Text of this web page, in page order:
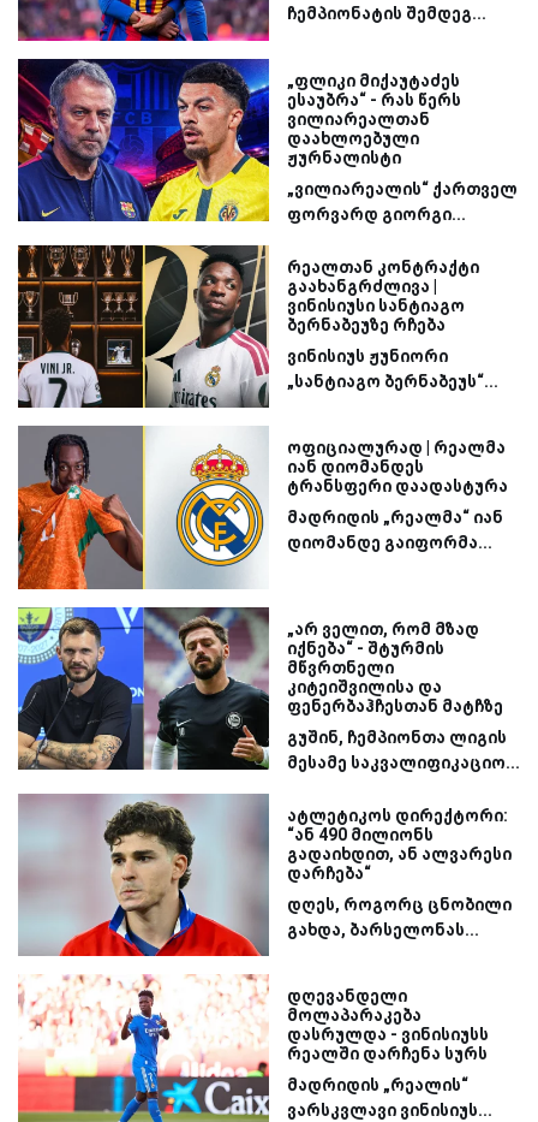
ჩემპიონატის შემდეგ...
„ფლიკი მიქაუტაძეს
ესაუბრა“ - რას წერს
ვილიარეალთან
დაახლოებული
ჟურნალისტი
„ვილიარეალის“ ქართველ
ფორვარდ გიორგი...
რეალთან კონტრაქტი
გაახანგრძლივა |
ვინისიუსი სანტიაგო
ბერნაბეუზე რჩება
ვინისიუს ჟუნიორი
„სანტიაგო ბერნაბეუს“...
ოფიციალურად | რეალმა
იან დიომანდეს
ტრანსფერი დაადასტურა
მადრიდის „რეალმა“ იან
დიომანდე გაიფორმა...
„არ ველით, რომ მზად
იქნება“ - შტურმის
მწვრთნელი
კიტეიშვილისა და
ფენერბაჰჩესთან მატჩზე
გუშინ, ჩემპიონთა ლიგის
მესამე საკვალიფიკაციო...
ატლეტიკოს დირექტორი:
“ან 490 მილიონს
გადაიხდით, ან ალვარესი
დარჩება“
დღეს, როგორც ცნობილი
გახდა, ბარსელონას...
დღევანდელი
მოლაპარაკება
დასრულდა - ვინისიუსს
რეალში დარჩენა სურს
მადრიდის „რეალის“
ვარსკვლავი ვინისიუს...